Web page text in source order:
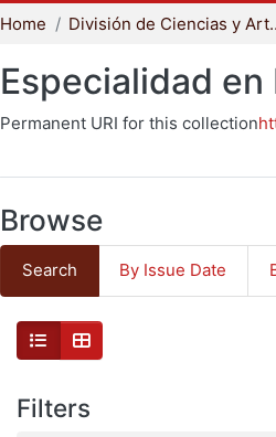
Home División de
Especialidad
Permanent URI for this collection
Browse
Search By Issue Date
Filters